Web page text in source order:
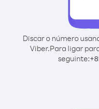
Discar o número
Viber.Para ligar
seguinte:+